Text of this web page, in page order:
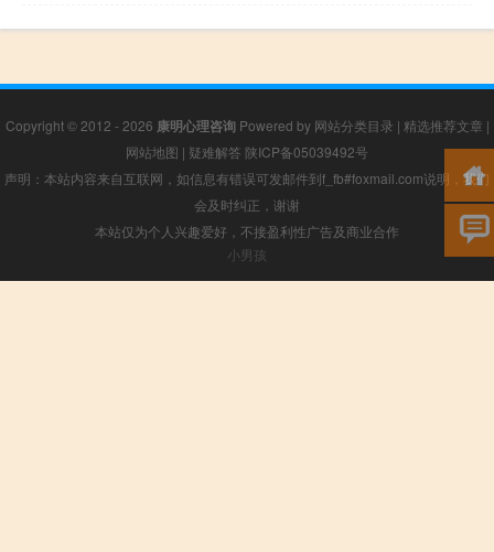
Copyright © 2012 - 2026 康明心理咨询Powered by 网站分类目录 | 精选推荐文章 |
网站地图 | 疑难解答 陕ICP备05039492号
声明：本站内容来自互联网，如信息有错误可发邮件到f_fb#foxmail.com说明，我们
会及时纠正，谢谢
本站仅为个人兴趣爱好，不接盈利性广告及商业合作
小男孩